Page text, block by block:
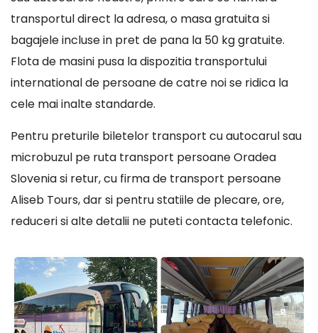
transportul direct la adresa, o masa gratuita si
bagajele incluse in pret de pana la 50 kg gratuite.
Flota de masini pusa la dispozitia transportului
international de persoane de catre noi se ridica la
cele mai inalte standarde.
Pentru preturile biletelor transport cu autocarul sau
microbuzul pe ruta transport persoane Oradea
Slovenia si retur, cu firma de transport persoane
Aliseb Tours, dar si pentru statiile de plecare, ore,
reduceri si alte detalii ne puteti contacta telefonic.